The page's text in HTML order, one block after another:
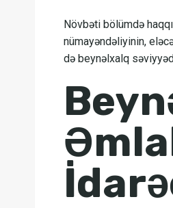
Növbəti bölümdə
nümayəndəliyinin,
də beynəlxalq